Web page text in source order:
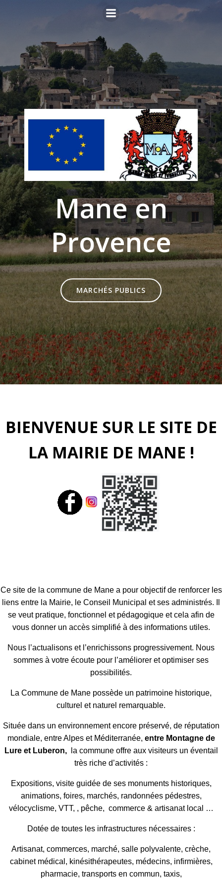
au
Mane en
Provence
MARCHÉS PUBLICS
BIENVENUE SUR LE SITE DE
LA MAIRIE DE MANE !
Ce site de la commune de Mane a pour objectif de renforcer les
liens entre la Mairie, le Conseil Municipal et ses administrés. Il
se veut pratique, fonctionnel et pédagogique et cela afin de
vous donner un accès simplifié à des informations utiles.
Nous l’actualisons et l’enrichissons progressivement. Nous
sommes à votre écoute pour l’améliorer et optimiser ses
possibilités.
La Commune de Mane possède un patrimoine historique,
culturel et naturel remarquable.
Située dans un environnement encore préservé, de réputation
mondiale, entre Alpes et Méditerranée, entre Montagne de
Lure et Luberon,
la commune offre aux visiteurs un éventail
très riche d’activités :
Expositions, visite guidée de ses monuments historiques,
animations, foires, marchés, randonnées pédestres,
vélocyclisme, VTT, , pêche, commerce & artisanat local …
Dotée de toutes les infrastructures nécessaires :
Artisanat, commerces, marché, salle polyvalente, crèche,
cabinet médical, kinésithérapeutes, médecins, infirmières,
pharmacie, transports en commun, taxis,